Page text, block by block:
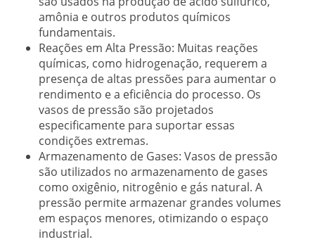
amônia e outros produtos químicos
fundamentais.
Reações em Alta Pressão: Muitas reações
químicas, como hidrogenação, requerem a
presença de altas pressões para aumentar o
rendimento e a eficiência do processo. Os
vasos de pressão são projetados
especificamente para suportar essas
condições extremas.
Armazenamento de Gases: Vasos de pressão
são utilizados no armazenamento de gases
como oxigênio, nitrogênio e gás natural. A
pressão permite armazenar grandes volumes
em espaços menores, otimizando o espaço
industrial.